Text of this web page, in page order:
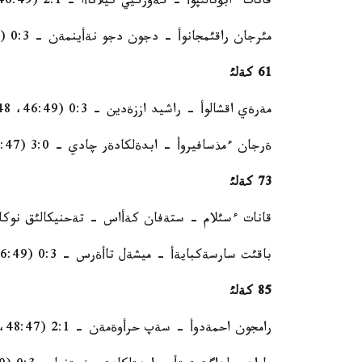
مئرجان راقئمجانوأ - دجون دجو نةأينمةن - 0:3 (45:50، 45:50، 45:50)
61 كةلئ
مةرةي اقشالوأ - راشيد اززةدين - 0:3 (46:49، 47:48، 47:48)
ةرجان ءمذسافيروأ - ابدةلكادةر چادي - 3:0 (48:47، 49:46، 49:46)
73 كةلئ
قانات ءسئلام - ستةفان كةأاس - تةحنيكالئق
باقئت سارسةكبايةأ - ميشةل تاأةرس - 0:3 (46:49، 47:48، 47:48)
85 كةلئ
رامجون احمةدوأ - سةپ حرأوةمةن - 2:1 (48:47، 47:48، 49:46)